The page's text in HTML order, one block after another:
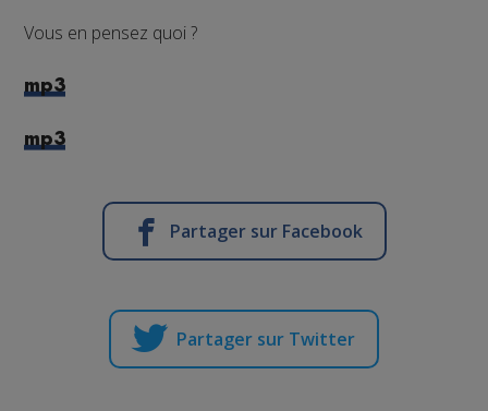
Vous en pensez quoi ?
mp3
mp3
Partager sur Facebook
Partager sur Twitter